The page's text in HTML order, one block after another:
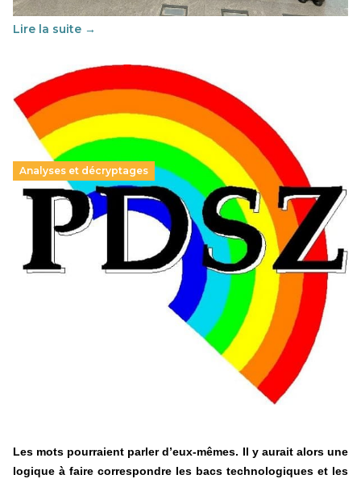
au vivre-ensemble : quelles différences entre la France…
Lire la suite →
Analyses et décryptages
Hongrie : du changement pour les politiques
éducatives, aussi !
25 juin 2026
En Hongrie, le conservateur Peter Magyar et son parti
Tisza "Respect et liberté" ont remporté une large victoire,
contre le premier ministre sortant, Viktor Orban,…
Les mots pourraient parler d’eux-mêmes. Il y aurait alors une
logique à faire correspondre les bacs technologiques et les